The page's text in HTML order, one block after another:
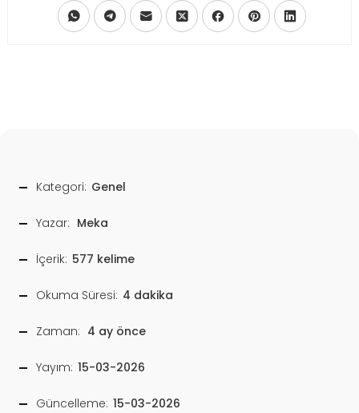
Kategori: Genel
Yazar: Meka
İçerik: 577 kelime
Okuma Süresi: 4 dakika
Zaman: 4 ay önce
Yayım: 15-03-2026
Güncelleme: 15-03-2026